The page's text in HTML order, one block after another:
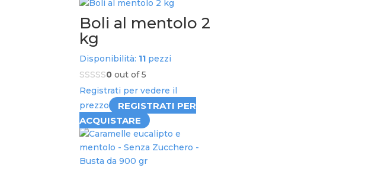
Boli al mentolo 2
kg
Disponibilità: 11 pezzi
0 out of 5
Registrati per vedere il
prezzo
REGISTRATI PER
ACQUISTARE